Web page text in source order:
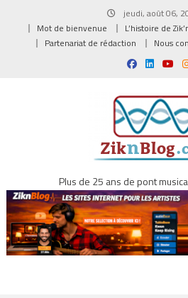
jeudi, août 06,
Mot de bienvenue
L’histoire de
Partenariat de rédaction
Nous
Plus de 25 ans de pont